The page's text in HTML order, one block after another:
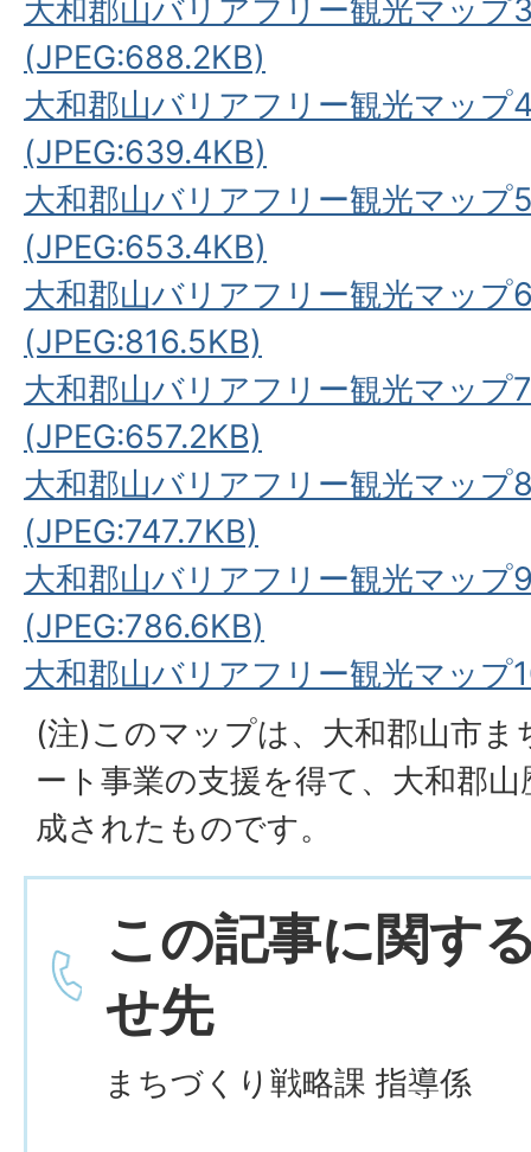
大和郡山バリアフリー観光マップ
(JPEG:688.2KB)
大和郡山バリアフリー観光マップ
(JPEG:639.4KB)
大和郡山バリアフリー観光マップ
(JPEG:653.4KB)
大和郡山バリアフリー観光マップ
(JPEG:816.5KB)
大和郡山バリアフリー観光マップ
(JPEG:657.2KB)
大和郡山バリアフリー観光マップ
(JPEG:747.7KB)
大和郡山バリアフリー観光マップ
(JPEG:786.6KB)
大和郡山バリアフリー観光マップ
(注)このマップは、大和郡山市
ート事業の支援を得て、大和郡
成されたものです。
この記事に関す
せ先
まちづくり戦略課 指導係